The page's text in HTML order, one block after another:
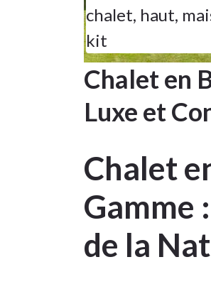
chalet, haut,
kit
Chalet en
Luxe et
Chalet
Gamme
de la